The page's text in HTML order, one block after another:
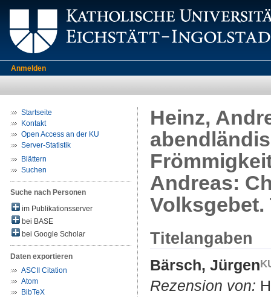
Anmelden
Startseite
Kontakt
Open Access an der KU
Server-Statistik
Blättern
Suchen
Suche nach Personen
im Publikationsserver
bei BASE
bei Google Scholar
Daten exportieren
ASCII Citation
Atom
BibTeX
Heinz,
Andreas:
Volksgebet.
Titelangaben
Bärsch, Jürgen
Rezension von: